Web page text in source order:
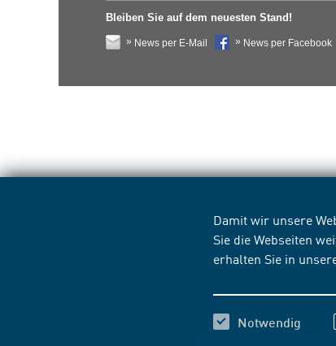
Damit wir unsere
Sie die Webseiten
erhalten Sie in
Notwendig
Bleiben Sie auf dem neuesten Stand!
News per E-Mail News per Facebook